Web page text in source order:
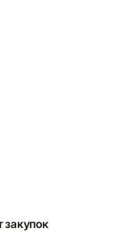
закупок